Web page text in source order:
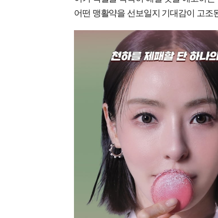
어떤 맹활약을 선보일지 기대감이 고조